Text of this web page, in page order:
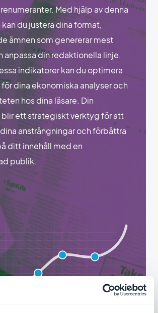
Med hjälp av denna
du justera dina format,
ämnen som genererar mest
anpassa din redaktionella linje.
indikatorer kan du optimera
dina ekonomiska analyser och
hos dina läsare. Din
ett strategiskt verktyg för att
ansträngningar och förbättra
ditt innehåll med en
publik.